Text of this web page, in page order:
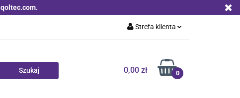
Strefa klienta
Zarejestruj się
0,00 zł 0